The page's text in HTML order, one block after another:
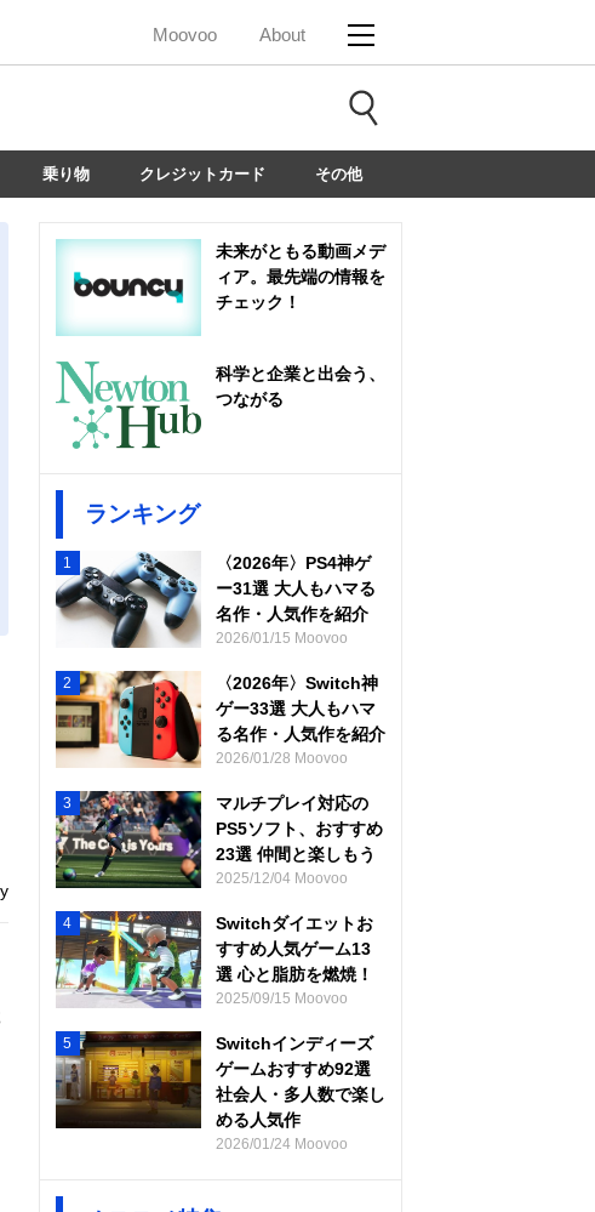
Moovoo About
乗り物 クレジットカード その他
未来がともる動画メデ
ィア。最先端の情報を
チェック！
科学と企業と出会う、
つながる
ランキング
1
〈2026年〉PS4神ゲ
ー31選 大人もハマる
名作・人気作を紹介
2026/01/15 Moovoo
2
〈2026年〉Switch神
ゲー33選 大人もハマ
る名作・人気作を紹介
2026/01/28 Moovoo
3
マルチプレイ対応の
PS5ソフト、おすすめ
23選 仲間と楽しもう
2025/12/04 Moovoo
4
Switchダイエットお
すすめ人気ゲーム13
選 心と脂肪を燃焼！
2025/09/15 Moovoo
5
Switchインディーズ
ゲームおすすめ92選
社会人・多人数で楽し
める人気作
2026/01/24 Moovoo